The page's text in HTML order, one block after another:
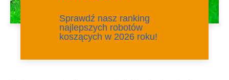
Sprawdź nasz ranking
najlepszych robotów
koszących w 2026 roku!